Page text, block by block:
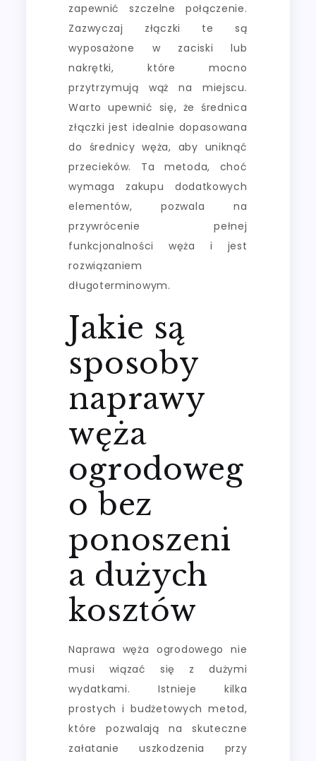
zapewnić szczelne połączenie.
Zazwyczaj złączki te są
wyposażone w zaciski lub
nakrętki, które mocno
przytrzymują wąż na miejscu.
Warto upewnić się, że średnica
złączki jest idealnie dopasowana
do średnicy węża, aby uniknąć
przecieków. Ta metoda, choć
wymaga zakupu dodatkowych
elementów, pozwala na
przywrócenie pełnej
funkcjonalności węża i jest
rozwiązaniem
długoterminowym.
Jakie są
sposoby
naprawy
węża
ogrodoweg
o bez
ponoszeni
a dużych
kosztów
Naprawa węża ogrodowego nie
musi wiązać się z dużymi
wydatkami. Istnieje kilka
prostych i budżetowych metod,
które pozwalają na skuteczne
załatanie uszkodzenia przy